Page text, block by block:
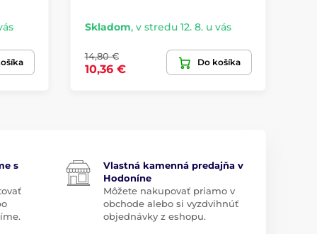
Skladom, v stredu 12. 8. u vás
14,80 €
10,36 €
Do košíka
s
Vlastná kamenná predajňa v
Hodoníne
Môžete nakupovať priamo v
obchode alebo si vyzdvihnúť
objednávky z eshopu.